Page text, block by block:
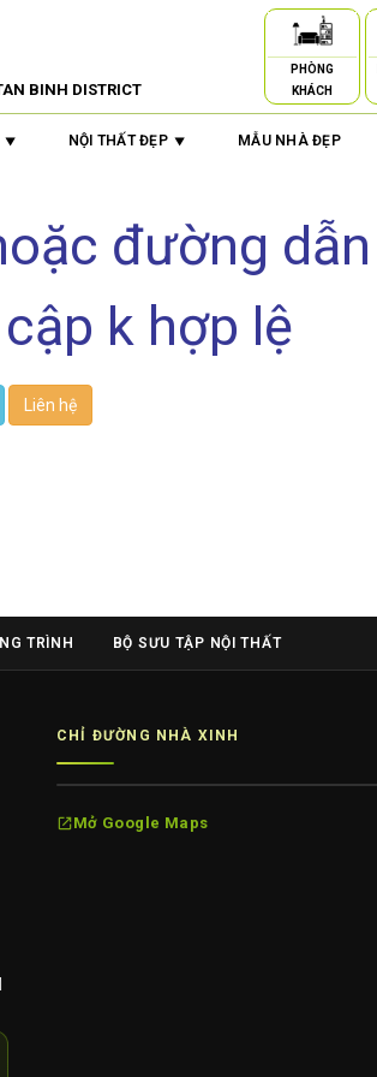
BINH DISTRICT
PHÒNG
KHÁCH
NỘI THẤT ĐẸP MẪU NHÀ ĐẸP
đường dẫn
k hợp lệ
Liên hệ
TRÌNH BỘ SƯU TẬP NỘI THẤT
CHỈ ĐƯỜNG NHÀ XINH
Mở Google Maps